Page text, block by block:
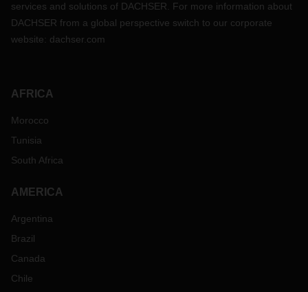
services and solutions of DACHSER. For more information about
DACHSER from a global perspective switch to our corporate
website: dachser.com
AFRICA
Morocco
Tunisia
South Africa
AMERICA
Argentina
Brazil
Canada
Chile